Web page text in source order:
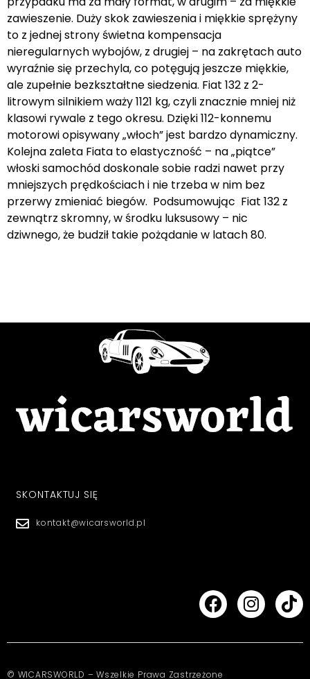
zawieszenie. Duży skok zawieszenia i miękkie sprężyny
to z jednej strony świetna kompensacja
nieregularnych wybojów, z drugiej – na zakrętach auto
wyraźnie się przechyla, co potęgują jeszcze miękkie,
ale zupełnie bezkształtne siedzenia. Fiat 132 z 2-
litrowym silnikiem waży 1121 kg, czyli znacznie mniej niż
klasowi rywale z tego okresu. Dzięki 112-konnemu
motorowi opisywany „włoch” jest bardzo dynamiczny.
Kolejna zaleta Fiata to elastyczność – na „piątce”
włoski samochód doskonale sobie radzi nawet przy
mniejszych prędkościach i nie trzeba w nim bez
przerwy zmieniać biegów. Podsumowując Fiat 132 z
zewnątrz skromny, w środku luksusowy – nic
dziwnego, że budził takie pożądanie w latach 80.
SKONTAKTUJ SIĘ
kontakt@wicarsworld.pl
© WICARSWORLD – Wszelkie Prawa Zastrzeżone